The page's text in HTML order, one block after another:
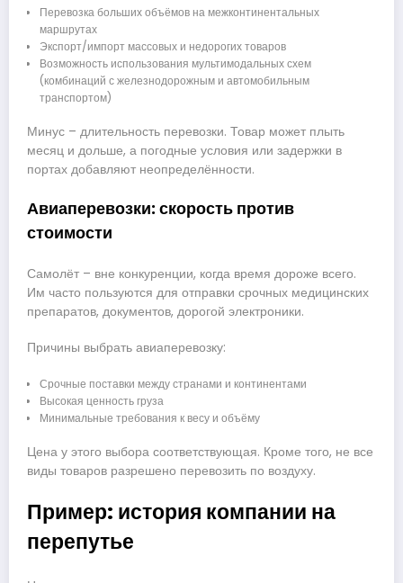
Перевозка больших объёмов на межконтинентальных
маршрутах
Экспорт/импорт массовых и недорогих товаров
Возможность использования мультимодальных схем
(комбинаций с железнодорожным и автомобильным
транспортом)
Минус – длительность перевозки. Товар может плыть
месяц и дольше, а погодные условия или задержки в
портах добавляют неопределённости.
Авиаперевозки: скорость против
стоимости
Самолёт – вне конкуренции, когда время дороже всего.
Им часто пользуются для отправки срочных медицинских
препаратов, документов, дорогой электроники.
Причины выбрать авиаперевозку:
Срочные поставки между странами и континентами
Высокая ценность груза
Минимальные требования к весу и объёму
Цена у этого выбора соответствующая. Кроме того, не все
виды товаров разрешено перевозить по воздуху.
Пример: история компании на
перепутье